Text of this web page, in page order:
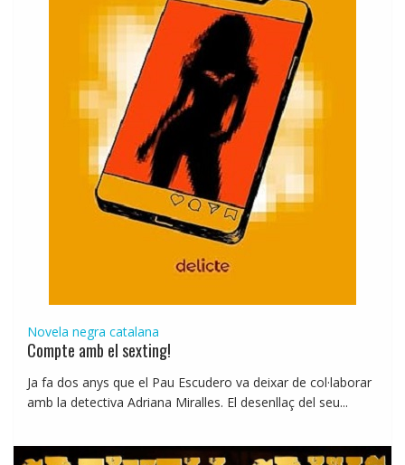
Novela negra catalana
Compte amb el sexting!
Ja fa dos anys que el Pau Escudero va deixar de col·laborar
amb la detectiva Adriana Miralles. El desenllaç del seu...